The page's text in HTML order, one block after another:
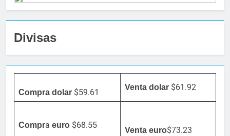
Divisas
Compra dolar $59.61
Venta dolar $61.92
Compra euro $68.55
Venta euro$73.23